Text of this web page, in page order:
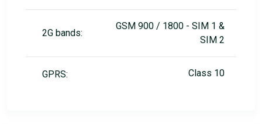
2G bands:
GSM 900 / 1800 - SIM 1 &
SIM 2
GPRS: Class 10